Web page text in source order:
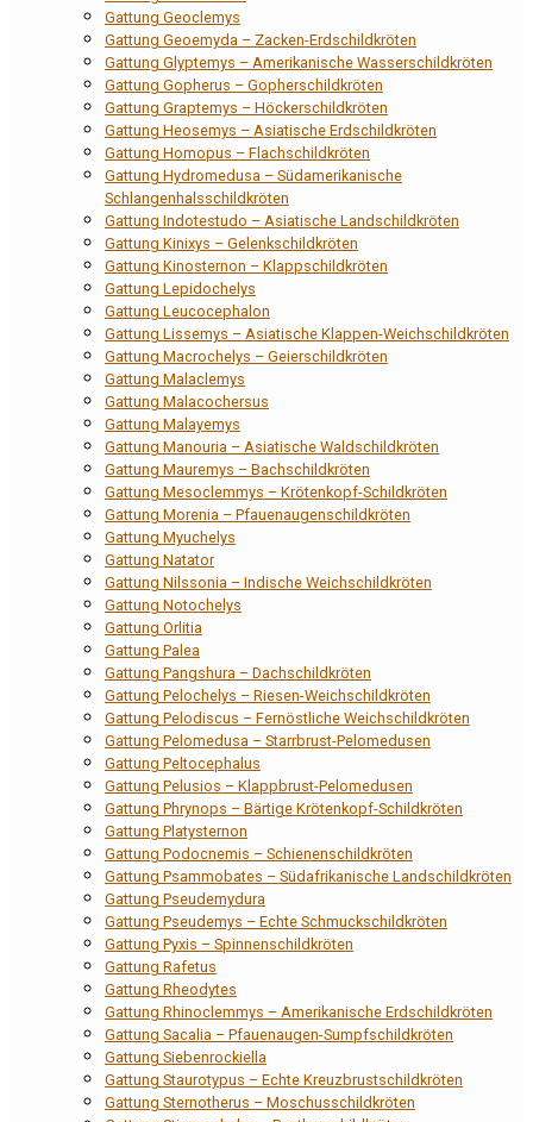
Gattung Geoclemys
Gattung Geoemyda – Zacken-Erdschildkröten
Gattung Glyptemys – Amerikanische Wasserschildkröten
Gattung Gopherus – Gopherschildkröten
Gattung Graptemys – Höckerschildkröten
Gattung Heosemys – Asiatische Erdschildkröten
Gattung Homopus – Flachschildkröten
Gattung Hydromedusa – Südamerikanische
Schlangenhalsschildkröten
Gattung Indotestudo – Asiatische Landschildkröten
Gattung Kinixys – Gelenkschildkröten
Gattung Kinosternon – Klappschildkröten
Gattung Lepidochelys
Gattung Leucocephalon
Gattung Lissemys – Asiatische Klappen-Weichschildkröten
Gattung Macrochelys – Geierschildkröten
Gattung Malaclemys
Gattung Malacochersus
Gattung Malayemys
Gattung Manouria – Asiatische Waldschildkröten
Gattung Mauremys – Bachschildkröten
Gattung Mesoclemmys – Krötenkopf-Schildkröten
Gattung Morenia – Pfauenaugenschildkröten
Gattung Myuchelys
Gattung Natator
Gattung Nilssonia – Indische Weichschildkröten
Gattung Notochelys
Gattung Orlitia
Gattung Palea
Gattung Pangshura – Dachschildkröten
Gattung Pelochelys – Riesen-Weichschildkröten
Gattung Pelodiscus – Fernöstliche Weichschildkröten
Gattung Pelomedusa – Starrbrust-Pelomedusen
Gattung Peltocephalus
Gattung Pelusios – Klappbrust-Pelomedusen
Gattung Phrynops – Bärtige Krötenkopf-Schildkröten
Gattung Platysternon
Gattung Podocnemis – Schienenschildkröten
Gattung Psammobates – Südafrikanische Landschildkröten
Gattung Pseudemydura
Gattung Pseudemys – Echte Schmuckschildkröten
Gattung Pyxis – Spinnenschildkröten
Gattung Rafetus
Gattung Rheodytes
Gattung Rhinoclemmys – Amerikanische Erdschildkröten
Gattung Sacalia – Pfauenaugen-Sumpfschildkröten
Gattung Siebenrockiella
Gattung Staurotypus – Echte Kreuzbrustschildkröten
Gattung Sternotherus – Moschusschildkröten